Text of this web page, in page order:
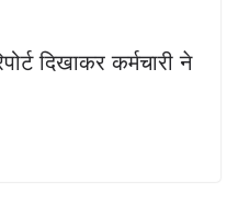
दिखाकर कर्मचारी ने